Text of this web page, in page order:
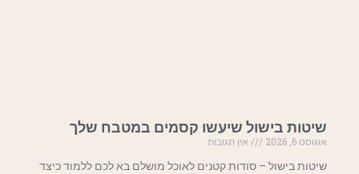
שיטות בישול שיעשו קסמים במטבח שלך
אוגוסט 6, 2026
אין תגובות
שיטות בישול – סודות קטנים לאוכל מושלם בא לכם ללמוד כיצד